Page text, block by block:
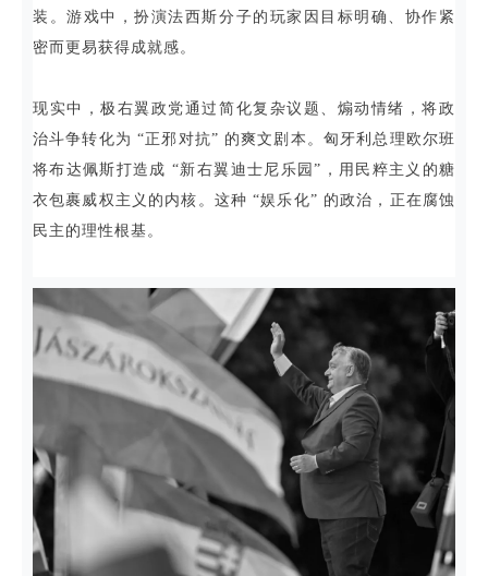
装。游戏中，扮演法西斯分子的玩家因目标明确、协作紧
密而更易获得成就感。
现实中，极右翼政党通过简化复杂议题、煽动情绪，将政
治斗争转化为 “正邪对抗” 的爽文剧本。匈牙利总理欧尔班
将布达佩斯打造成 “新右翼迪士尼乐园”，用民粹主义的糖
衣包裹威权主义的内核。这种 “娱乐化” 的政治，正在腐蚀
民主的理性根基。